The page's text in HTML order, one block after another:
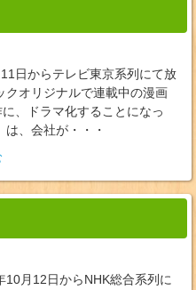
日からテレビ東京系列にて放
クオリジナルで連載中の漫画
、ドラマ化することになっ
、会社が・・・
10月12日からNHK総合系列に